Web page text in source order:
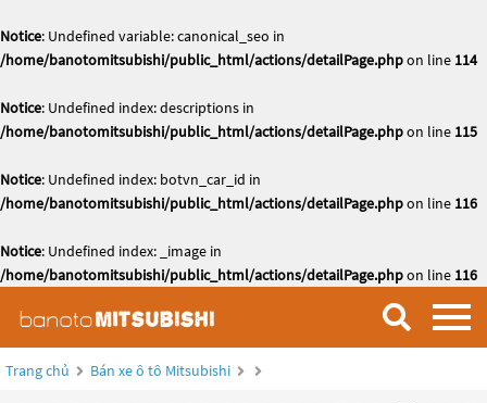
Notice: Undefined variable: canonical_seo in
/home/banotomitsubishi/public_html/actions/detailPage.phpon line 114
Notice: Undefined index: descriptions in
/home/banotomitsubishi/public_html/actions/detailPage.phpon line 115
Notice: Undefined index: botvn_car_id in
/home/banotomitsubishi/public_html/actions/detailPage.phpon line 116
Notice: Undefined index: _image in
/home/banotomitsubishi/public_html/actions/detailPage.phpon line 116
Trang chủ Bán xe ô tô Mitsubishi